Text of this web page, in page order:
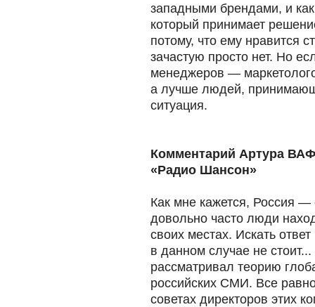
западными брендами, и как
который принимает
потому, что ему нравится
зачастую просто нет. Но
менеджеров —
а лучше людей,
ситуация.
Комментарий Артура
«Радио Шансон»
Как мне кажется, Россия —
довольно часто люди
своих местах. Искать
в данном случае не
рассматривал теорию
российских СМИ. Все
советах директоров этих